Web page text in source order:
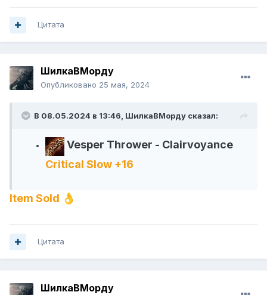
Цитата
ШилкаВМорду
Опубликовано 25 мая, 2024
В 08.05.2024 в 13:46, ШилкаВМорду сказал:
Vesper Thrower - Clairvoyance
Critical Slow +16
Item Sold 👌
Цитата
ШилкаВМорду